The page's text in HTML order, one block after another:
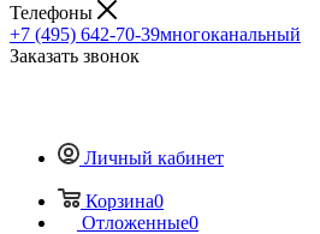
Телефоны
+7 (495) 642-70-39многоканальный
Заказать звонок
Личный кабинет
Корзина0
Отложенные0